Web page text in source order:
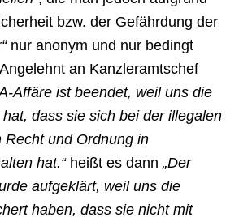
bzw. der Gefährdung der
nur anonym und nur bedingt
an Kanzleramtschef
Affäre ist beendet, weil uns die
dass sie sich bei der illegalen
Recht und Ordnung in
hat.“heißt es dann „Der
aufgeklärt, weil uns die
haben, dass sie nicht mit